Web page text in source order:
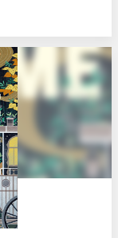
le monde très